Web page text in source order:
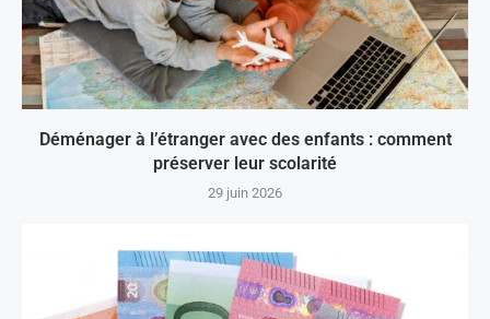
Déménager à l’étranger avec des enfants : comment
préserver leur scolarité
29 juin 2026